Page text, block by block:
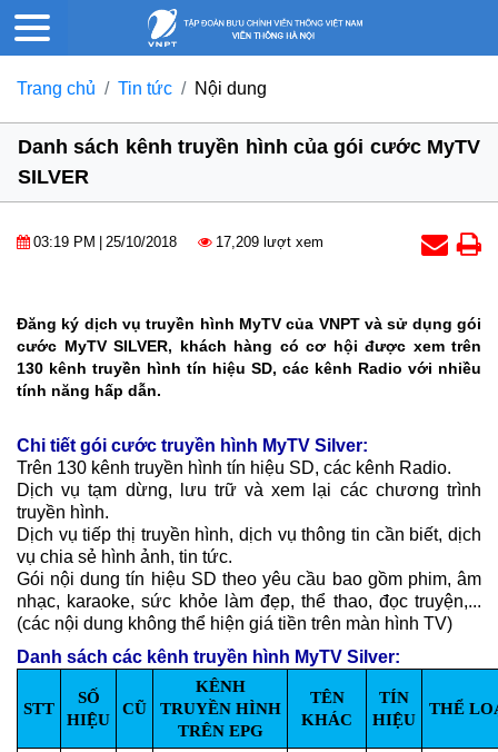
Trang chủ Tin tức Nội dung
Danh sách kênh truyền hình của gói cước MyTV
SILVER
03:19 PM 25/10/2018 17,209 lượt xem
Đăng ký dịch vụ truyền hình MyTV của VNPT và sử dụng gói
cước MyTV SILVER, khách hàng có cơ hội được xem trên
130 kênh truyền hình tín hiệu SD, các kênh Radio với nhiều
tính năng hấp dẫn.
Chi tiết gói cước truyền hình MyTV Silver:
Trên 130 kênh truyền hình tín hiệu SD, các kênh Radio.
Dịch vụ tạm dừng, lưu trữ và xem lại các chương trình
truyền hình.
Dịch vụ tiếp thị truyền hình, dịch vụ thông tin cần biết, dịch
vụ chia sẻ hình ảnh, tin tức.
Gói nội dung tín hiệu SD theo yêu cầu bao gồm phim, âm
nhạc, karaoke, sức khỏe làm đẹp, thể thao, đọc truyện,...
(các nội dung không thể hiện giá tiền trên màn hình TV)
Danh sách các kênh truyền hình MyTV Silver:
STT
SỐ
HIỆU
CŨ
KÊNH
TRUYỀN HÌNH
TRÊN EPG
TÊN
KHÁC
TÍN
HIỆU
THỂ